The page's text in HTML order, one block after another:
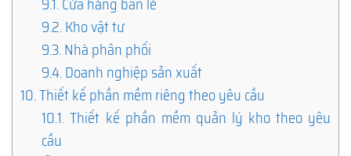
9.2.Kho vật tư
9.3.Nhà phân phối
9.4.Doanh nghiệp sản xuất
10.Thiết kế phần mềm riêng theo yêu cầu
10.1. Thiết kế phần mềm quản lý kho theo yêu
cầu